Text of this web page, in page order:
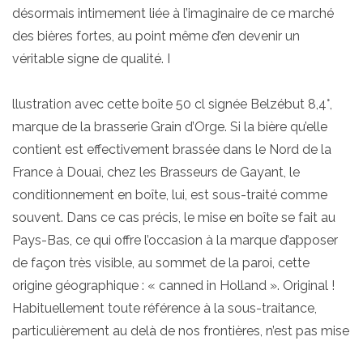
désormais intimement liée à l’imaginaire de ce marché
des bières fortes, au point même d’en devenir un
véritable signe de qualité. I
llustration avec cette boîte 50 cl signée Belzébut 8,4°,
marque de la brasserie Grain d’Orge. Si la bière qu’elle
contient est effectivement brassée dans le Nord de la
France à Douai, chez les Brasseurs de Gayant, le
conditionnement en boîte, lui, est sous-traité comme
souvent. Dans ce cas précis, le mise en boîte se fait au
Pays-Bas, ce qui offre l’occasion à la marque d’apposer
de façon très visible, au sommet de la paroi, cette
origine géographique : « canned in Holland ». Original !
Habituellement toute référence à la sous-traitance,
particulièrement au delà de nos frontières, n’est pas mise